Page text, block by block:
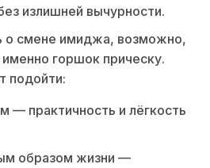
излишней вычурности.
о смене имиджа, возможно,
горшок прическу.
подойти:
— практичность и лёгкость
образом жизни —